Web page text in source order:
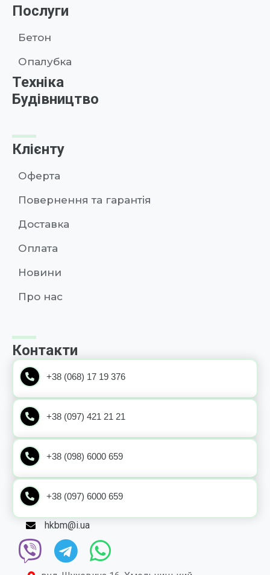
Послуги
Бетон
Опалубка
Техніка
Будівництво
Клієнту
Оферта
Повернення та гарантія
Доставка
Оплата
Новини
Про нас
Контакти
+38 (068) 17 19 376
+38 (097) 421 21 21
+38 (098) 6000 659
+38 (097) 6000 659
hkbm@i.ua